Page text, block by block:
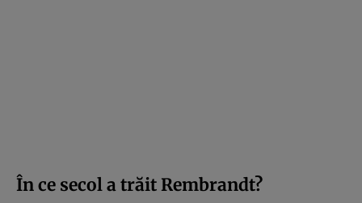
În ce secol a trăit Rembrandt?